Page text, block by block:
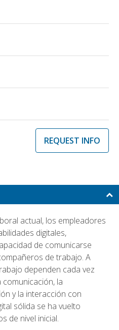
REQUEST INFO
actual, los empleadores
digitales,
de comunicarse
de trabajo. A
dependen cada vez
la
y la interacción con
sólida se ha vuelto
de nivel inicial.